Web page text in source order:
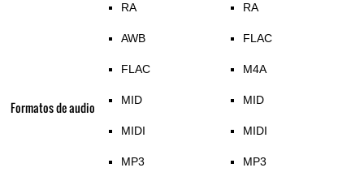
Formatos de audio
RA
AWB
FLAC
MID
MIDI
MP3
RA
FLAC
M4A
MID
MIDI
MP3